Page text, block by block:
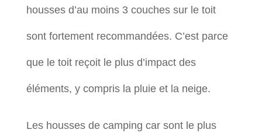
housses d’au moins 3 couches sur le toit
sont fortement recommandées. C’est parce
que le toit reçoit le plus d’impact des
éléments, y compris la pluie et la neige.
Les housses de camping car sont le plus